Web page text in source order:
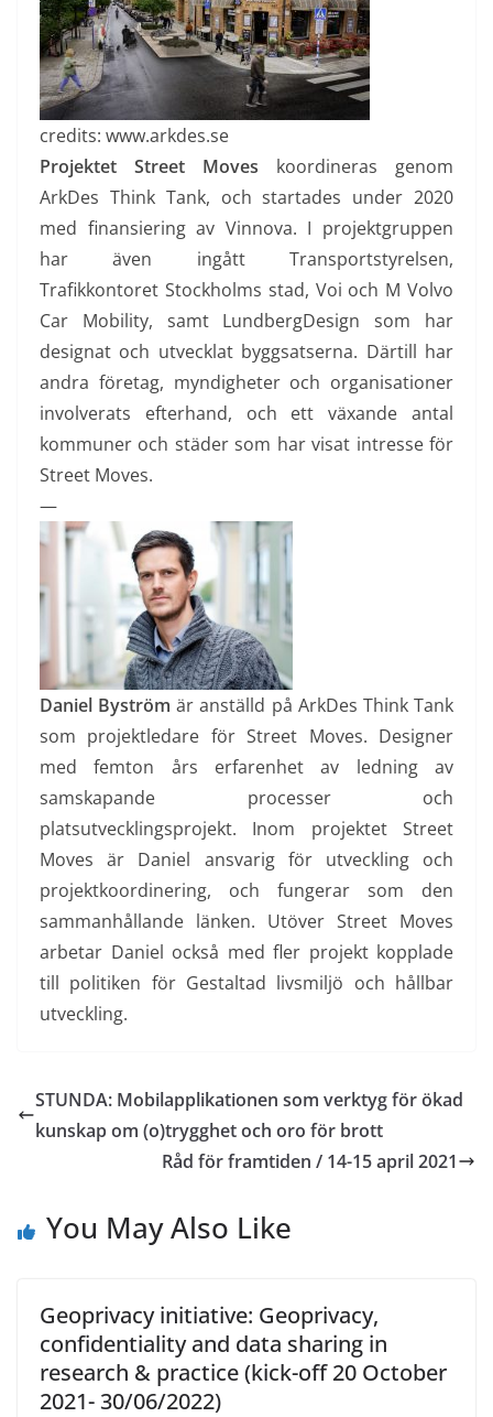
credits: www.arkdes.se
Projektet Street Moves koordineras genom
ArkDes Think Tank, och startades under 2020
med finansiering av Vinnova. I projektgruppen
har även ingått Transportstyrelsen,
Trafikkontoret Stockholms stad, Voi och M Volvo
Car Mobility, samt LundbergDesign som har
designat och utvecklat byggsatserna. Därtill har
andra företag, myndigheter och organisationer
involverats efterhand, och ett växande antal
kommuner och städer som har visat intresse för
Street Moves.
—
Daniel Byström är anställd på ArkDes Think Tank
som projektledare för Street Moves. Designer
med femton års erfarenhet av ledning av
samskapande processer och
platsutvecklingsprojekt. Inom projektet Street
Moves är Daniel ansvarig för utveckling och
projektkoordinering, och fungerar som den
sammanhållande länken. Utöver Street Moves
arbetar Daniel också med fler projekt kopplade
till politiken för Gestaltad livsmiljö och hållbar
utveckling.
STUNDA: Mobilapplikationen som verktyg för ökad
kunskap om (o)trygghet och oro för brott
Råd för framtiden / 14-15 april 2021
You May Also Like
Geoprivacy initiative: Geoprivacy,
confidentiality and data sharing in
research & practice (kick-off 20 October
2021- 30/06/2022)